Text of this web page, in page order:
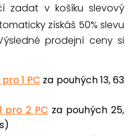
zadat v košíku slevový
získáš 50% slevu
prodejní ceny si
1 PC za pouhých 13, 63
pro 2 PC za pouhých 25,